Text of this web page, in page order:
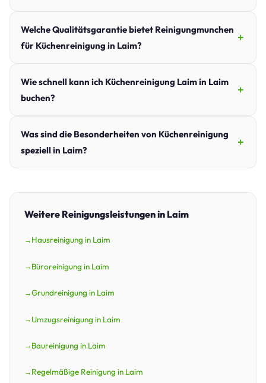
Welche Qualitätsgarantie bietet Reinigungmunchen
für Küchenreinigung in Laim?
Wie schnell kann ich Küchenreinigung Laim in Laim
buchen?
Was sind die Besonderheiten von Küchenreinigung
speziell in Laim?
Weitere Reinigungsleistungen in Laim
Hausreinigung in Laim
Büroreinigung in Laim
Grundreinigung in Laim
Umzugsreinigung in Laim
Baureinigung in Laim
Regelmäßige Reinigung in Laim